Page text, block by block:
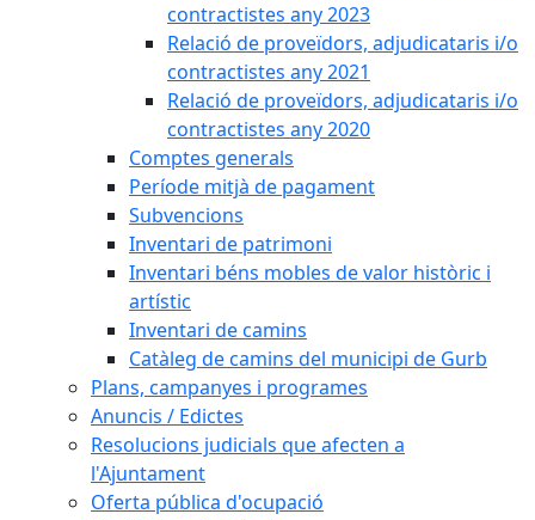
contractistes any 2023
Relació de proveïdors, adjudicataris i/o
contractistes any 2021
Relació de proveïdors, adjudicataris i/o
contractistes any 2020
Comptes generals
Període mitjà de pagament
Subvencions
Inventari de patrimoni
Inventari béns mobles de valor històric i
artístic
Inventari de camins
Catàleg de camins del municipi de Gurb
Plans, campanyes i programes
Anuncis / Edictes
Resolucions judicials que afecten a
l'Ajuntament
Oferta pública d'ocupació